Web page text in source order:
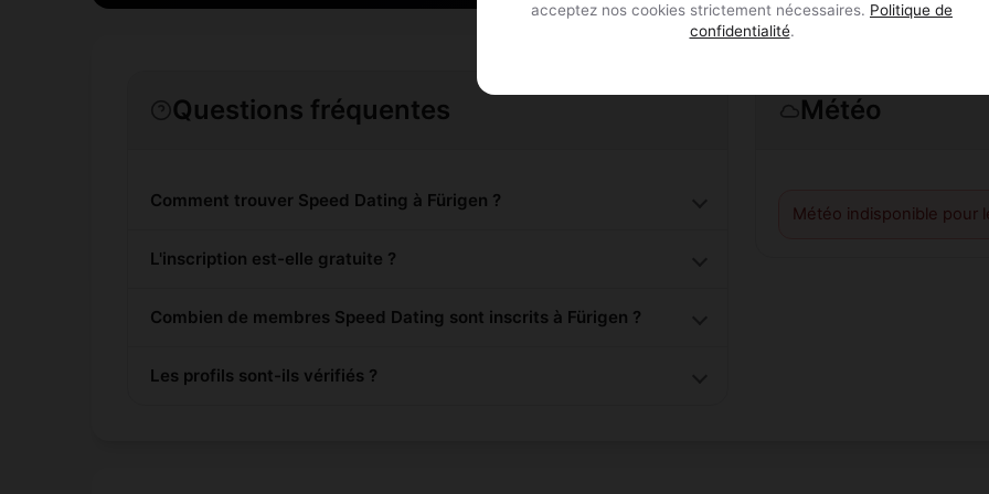
acceptez nos cookies strictement nécessaires. Politique de
confidentialité.
Questions fréquentes
Comment trouver Speed Dating à Fürigen ?
L'inscription est-elle gratuite ?
Combien de membres Speed Dating sont inscrits à Fürigen ?
Les profils sont-ils vérifiés ?
Météo
Météo indisponible pour